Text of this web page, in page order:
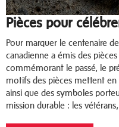
Pièces pour
Pour marquer le centenaire
canadienne a émis des
commémorant le passé, le
motifs des pièces mettent
ainsi que des symboles
mission durable : les